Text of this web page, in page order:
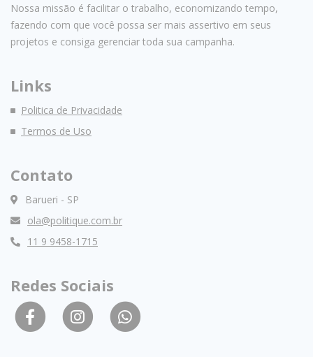
Nossa missão é facilitar o trabalho, economizando tempo,
fazendo com que você possa ser mais assertivo em seus
projetos e consiga gerenciar toda sua campanha.
Links
Politica de Privacidade
Termos de Uso
Contato
Barueri - SP
ola@politique.com.br
11 9 9458-1715
Redes Sociais